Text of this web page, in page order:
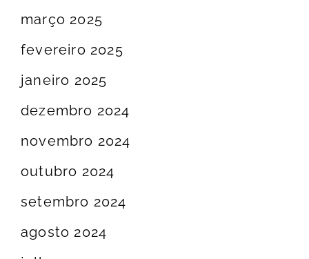
março 2025
fevereiro 2025
janeiro 2025
dezembro 2024
novembro 2024
outubro 2024
setembro 2024
agosto 2024